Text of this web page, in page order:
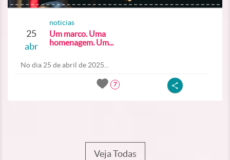
25
abr
noticias
Um marco. Uma
homenagem. Um...
No dia 25 de abril de 2025...
7
Veja Todas